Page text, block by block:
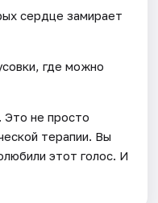
сердце замирает
где можно
Это не просто
терапии. Вы
этот голос. И